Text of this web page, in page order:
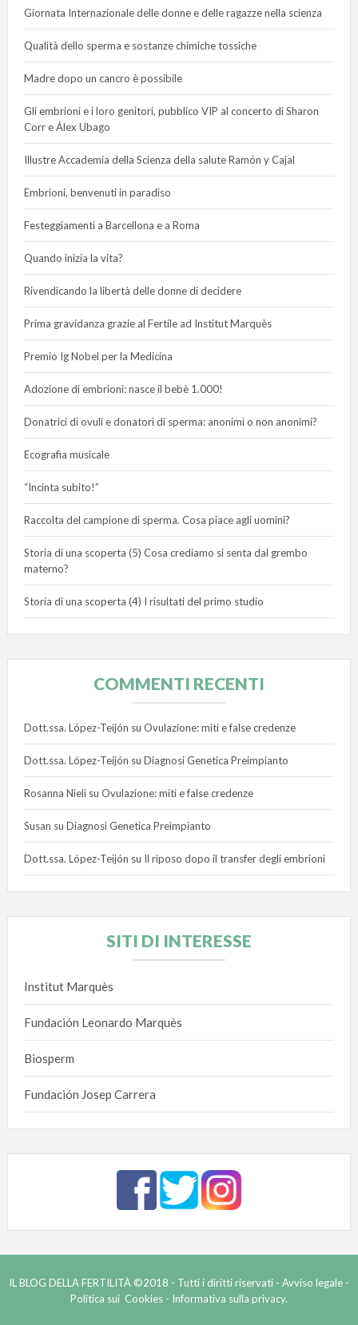
Giornata Internazionale delle donne e delle ragazze nella scienza
Qualità dello sperma e sostanze chimiche tossiche
Madre dopo un cancro è possibile
Gli embrioni e i loro genitori, pubblico VIP al concerto di Sharon
Corr e Álex Ubago
Illustre Accademia della Scienza della salute Ramón y Cajal
Embrioni, benvenuti in paradiso
Festeggiamenti a Barcellona e a Roma
Quando inizia la vita?
Rivendicando la libertà delle donne di decidere
Prima gravidanza grazie al Fertile ad Institut Marquès
Premio Ig Nobel per la Medicina
Adozione di embrioni: nasce il bebè 1.000!
Donatrici di ovuli e donatori di sperma: anonimi o non anonimi?
Ecografia musicale
“Incinta subito!”
Raccolta del campione di sperma. Cosa piace agli uomini?
Storia di una scoperta (5) Cosa crediamo si senta dal grembo
materno?
Storia di una scoperta (4) I risultati del primo studio
COMMENTI RECENTI
Dott.ssa. López-Teijón su Ovulazione: miti e false credenze
Dott.ssa. López-Teijón su Diagnosi Genetica Preimpianto
Rosanna Nielisu Ovulazione: miti e false credenze
Susan su Diagnosi Genetica Preimpianto
Dott.ssa. López-Teijón su Il riposo dopo il transfer degli embrioni
SITI DI INTERESSE
Institut Marquès
Fundación Leonardo Marquès
Biosperm
Fundación Josep Carrera
IL BLOG DELLA FERTILITÀ ©2018 - Tutti i diritti riservati - Avviso legale -
Politica sui Cookies - Informativa sulla privacy.